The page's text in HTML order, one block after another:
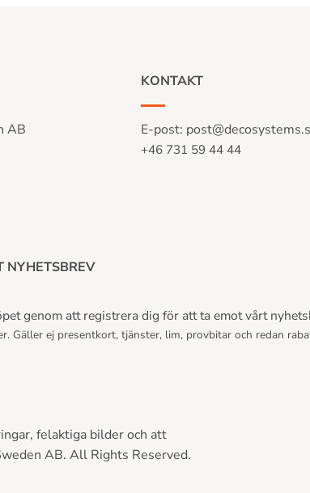
AB
KONTAKT
E-post:
+46 731 59 44 44
NYHETSBREV
genom att registrera dig för att ta emot vårt
Gäller ej presentkort, tjänster, lim, provbitar och redan
felaktiga bilder och att
AB. All Rights Reserved.